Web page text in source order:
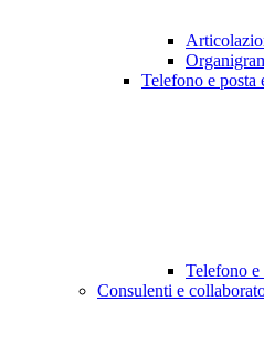
Telefono e posta
Telefono e
Consulenti e